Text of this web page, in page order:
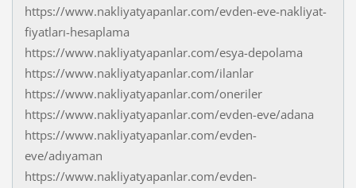
https://www.nakliyatyapanlar.com/evden-eve-nakliyat-
fiyatları-hesaplama
https://www.nakliyatyapanlar.com/esya-depolama
https://www.nakliyatyapanlar.com/ilanlar
https://www.nakliyatyapanlar.com/oneriler
https://www.nakliyatyapanlar.com/evden-eve/adana
https://www.nakliyatyapanlar.com/evden-
eve/adıyaman
https://www.nakliyatyapanlar.com/evden-